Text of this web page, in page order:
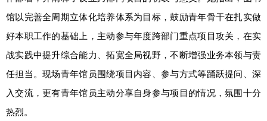
馆以完善全周期立体化培养体系为目标，鼓励青年骨干在扎实做
好本职工作的基础上，主动参与年度跨部门重点项目攻关，在实
战实践中提升综合能力、拓宽全局视野，不断增强业务本领与责
任担当。现场青年馆员围绕项目内容、参与方式等踊跃提问、深
入交流，更有青年馆员主动分享自身参与项目的情况，氛围十分
热烈。